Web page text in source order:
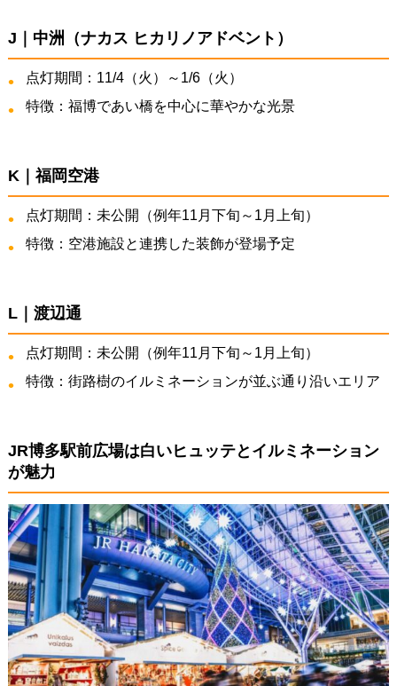
J｜中洲（ナカス ヒカリノアドベント）
点灯期間：11/4（火）～1/6（火）
特徴：福博であい橋を中心に華やかな光景
K｜福岡空港
点灯期間：未公開（例年11月下旬～1月上旬）
特徴：空港施設と連携した装飾が登場予定
L｜渡辺通
点灯期間：未公開（例年11月下旬～1月上旬）
特徴：街路樹のイルミネーションが並ぶ通り沿いエリア
JR博多駅前広場は白いヒュッテとイルミネーション
が魅力